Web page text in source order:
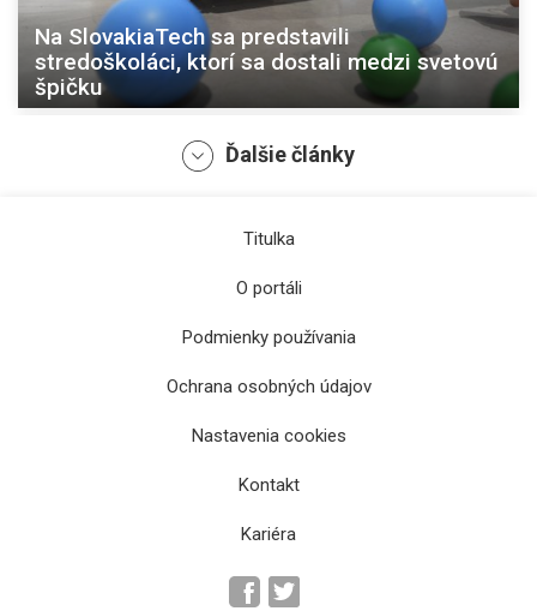
Na SlovakiaTech sa predstavili
stredoškoláci, ktorí sa dostali medzi svetovú
špičku
Jubilejnému ročníku SlovakiaTech dominuje
umelá inteligencia
Ďalšie články
Titulka
O portáli
Podmienky používania
Ochrana osobných údajov
Nastavenia cookies
Kontakt
Kariéra